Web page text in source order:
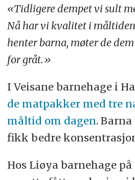
«Tidligere dempet vi sult
Nå har vi kvalitet i
henter barna, møter de
for gråt.»
I Veisane barnehage i
de matpakker med tre
måltid om dagen.
fikk bedre
Hos Liøya barnehage